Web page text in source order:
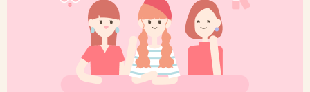
2013/02/11(月) 13:13:35
いまいちピンとこない配役だなぁ…
それに今になってなんでまた急に映画でおしん